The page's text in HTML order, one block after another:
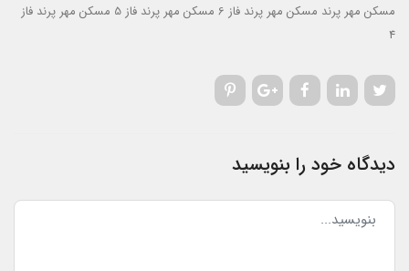
مسکن مهر پرند مسکن مهر پرند فاز 6 مسکن مهر پرند فاز 5
مسکن مهر پرند فاز
4
دیدگاه خود را بنویسید